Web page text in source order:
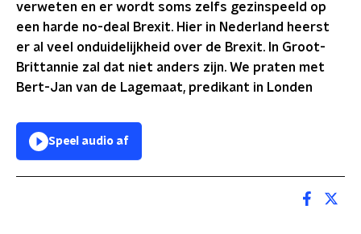
verweten en er wordt soms zelfs gezinspeeld op
een harde no-deal Brexit. Hier in Nederland heerst
er al veel onduidelijkheid over de Brexit. In Groot-
Brittannie zal dat niet anders zijn. We praten met
Bert-Jan van de Lagemaat, predikant in Londen
Speel audio af